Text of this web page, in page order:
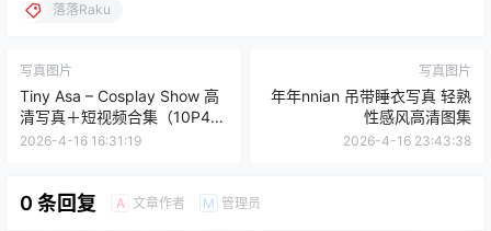
落落Raku
写真图片
Tiny Asa – Cosplay Show 高
清写真＋短视频合集（10P4V-
87MB）
2026-4-16 16:31:19
写真图片
年年nnian 吊带睡衣写真 轻熟
性感风高清图集
2026-4-16 23:43:38
0 条回复 A 文章作者 M 管理员